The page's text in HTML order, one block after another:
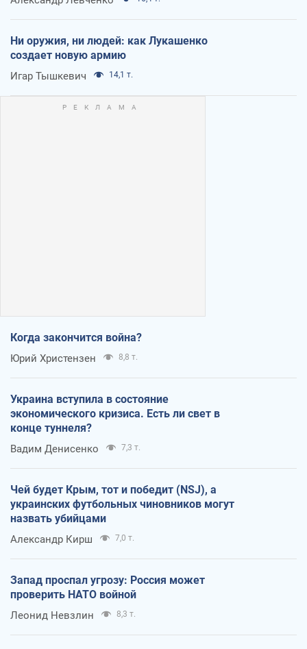
Ни оружия, ни людей: как Лукашенко
создает новую армию
Игар Тышкевич 14,1 т.
Когда закончится война?
Юрий Христензен 8,8 т.
Украина вступила в состояние
экономического кризиса. Есть ли свет в
конце туннеля?
Вадим Денисенко 7,3 т.
Чей будет Крым, тот и победит (NSJ), а
украинских футбольных чиновников могут
назвать убийцами
Александр Кирш 7,0 т.
Запад проспал угрозу: Россия может
проверить НАТО войной
Леонид Невзлин 8,3 т.